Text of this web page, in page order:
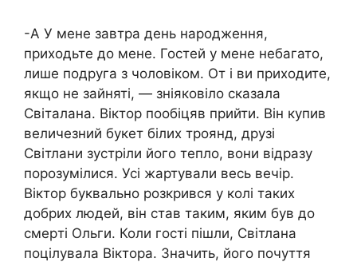
-А У мене завтра день нapoдження,
приходьте до мене. Гостей у мене небагато,
лише подруга з чоловіком. От і ви приходите,
якщо не зайняті, — зніяковіло сказала
Світалана. Віктор пообіцяв прийти. Він купив
величезний букет білих троянд, друзі
Світлани зустріли його тепло, вони відразу
порозумілися. Усі жартували весь вечір.
Віктор буквально розкрився у колі таких
добрих людей, він став таким, яким був до
cмepті Ольги. Коли гості пішли, Світлана
поцiлyвала Віктора. Значить, його почуття